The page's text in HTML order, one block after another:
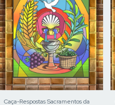
Caça-Respostas Sacramentos da